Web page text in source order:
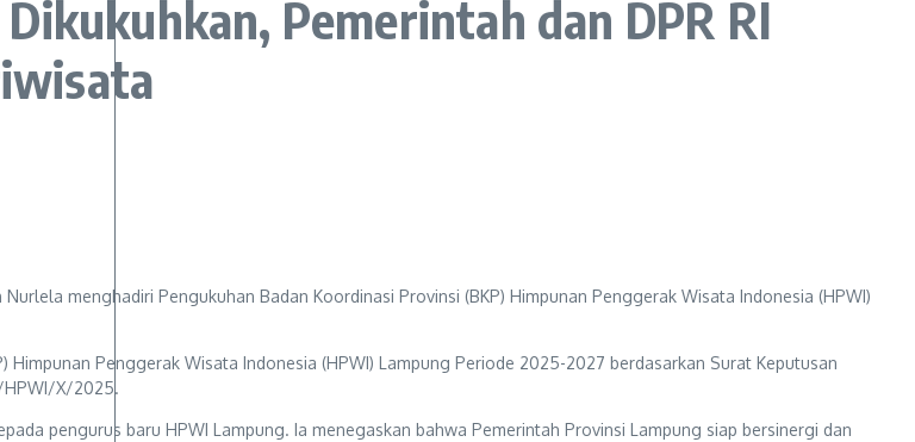
Pemerintah dan DPR RI
menghadiri Pengukuhan Badan Koordinasi Provinsi (BKP) Himpunan Penggerak Wisata Indonesia (HPWI)
Penggerak Wisata Indonesia (HPWI) Lampung Periode 2025-2027 berdasarkan Surat Keputusan
HPWI/X/2025.
pengurus baru HPWI Lampung. Ia menegaskan bahwa Pemerintah Provinsi Lampung siap bersinergi dan